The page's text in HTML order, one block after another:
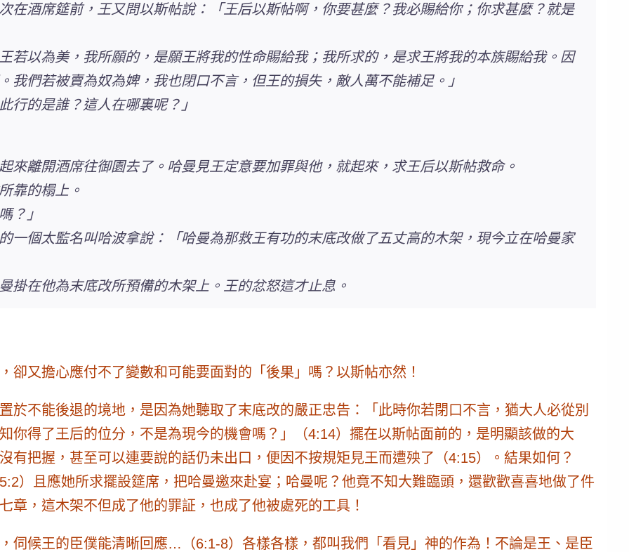
在酒席筵前，王又問以斯帖說：「王后以斯帖啊，你要甚麼？我必賜給你；你求甚麼？就是
若以為美，我所願的，是願王將我的性命賜給我；我所求的，是求王將我的本族賜給我。因
我們若被賣為奴為婢，我也閉口不言，但王的損失，敵人萬不能補足。」
行的是誰？這人在哪裏呢？」
來離開酒席往御園去了。哈曼見王定意要加罪與他，就起來，求王后以斯帖救命。
靠的榻上。
？」
一個太監名叫哈波拿說：「哈曼為那救王有功的末底改做了五丈高的木架，現今立在哈曼家
掛在他為末底改所預備的木架上。王的忿怒這才止息。
卻又擔心應付不了變數和可能要面對的「後果」嗎？以斯帖亦然！
於不能後退的境地，是因為她聽取了末底改的嚴正忠告：「 此時你若閉口不言 ，猶大人必從別
你得了王后的位分，不是為現今的機會嗎？ 」（4:14）擺在以斯帖面前的，是明顯該做的大
有把握，甚至可以連要說的話仍未出口，便因不按規矩見王而遭殃了（4:15）。結果如何？
）且應她所求擺設筵席，把哈曼邀來赴宴；哈曼呢？他竟不知大難臨頭，還歡歡喜喜地做了件
章，這木架不但成了他的罪証，也成了他被處死的工具！
伺候王的臣僕能清晰回應…（6:1-8）各樣各樣，都叫我們「看見」神的作為！不論是王、是臣